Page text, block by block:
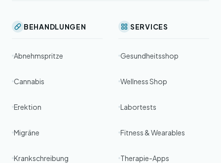
BEHANDLUNGEN
Abnehmspritze
Cannabis
Erektion
Migräne
Krankschreibung
SERVICES
Gesundheitsshop
Wellness Shop
Labortests
Fitness & Wearables
Therapie-Apps